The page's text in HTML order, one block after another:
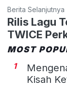
Berita Selanjutnya
Rilis Lagu
TWICE
MOST
1
Kisah